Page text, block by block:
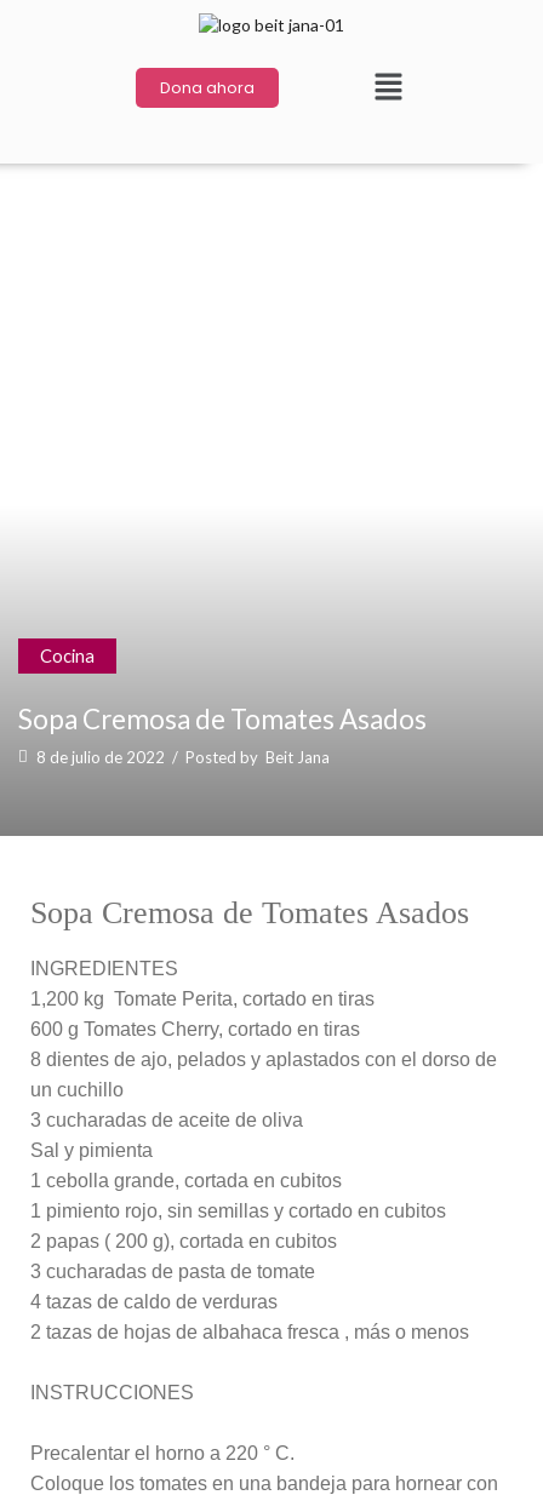
Dona ahora
Cocina
Sopa Cremosa de Tomates Asados
8 de julio de 2022 / Posted by Beit Jana
Sopa Cremosa de Tomates Asados
INGREDIENTES
1,200 kg Tomate Perita, cortado en tiras
600 g Tomates Cherry, cortado en tiras
8 dientes de ajo, pelados y aplastados con el dorso de
un cuchillo
3 cucharadas de aceite de oliva
Sal y pimienta
1 cebolla grande, cortada en cubitos
1 pimiento rojo, sin semillas y cortado en cubitos
2 papas ( 200 g), cortada en cubitos
3 cucharadas de pasta de tomate
4 tazas de caldo de verduras
2 tazas de hojas de albahaca fresca , más o menos
INSTRUCCIONES
Precalentar el horno a 220 ° C.
Coloque los tomates en una bandeja para hornear con